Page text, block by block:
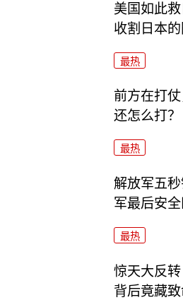
美国如此
收割日本的
最热
前方在打
还怎么打？
最热
解放军五
军最后安
最热
惊天大反
背后竟藏